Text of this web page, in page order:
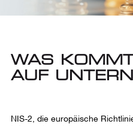
WAS
AUF
NIS-2, die europäische